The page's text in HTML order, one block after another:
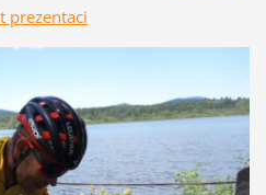
prezentaci